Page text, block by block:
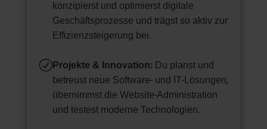
konzipierst und optimierst digitale
Geschäftsprozesse und trägst so aktiv zur
Effizienzsteigerung bei.
RProjekte & Innovation:Du planst und
betreust neue Software- und IT-Lösungen,
übernimmst die Website-Administration
und testest moderne Technologien.